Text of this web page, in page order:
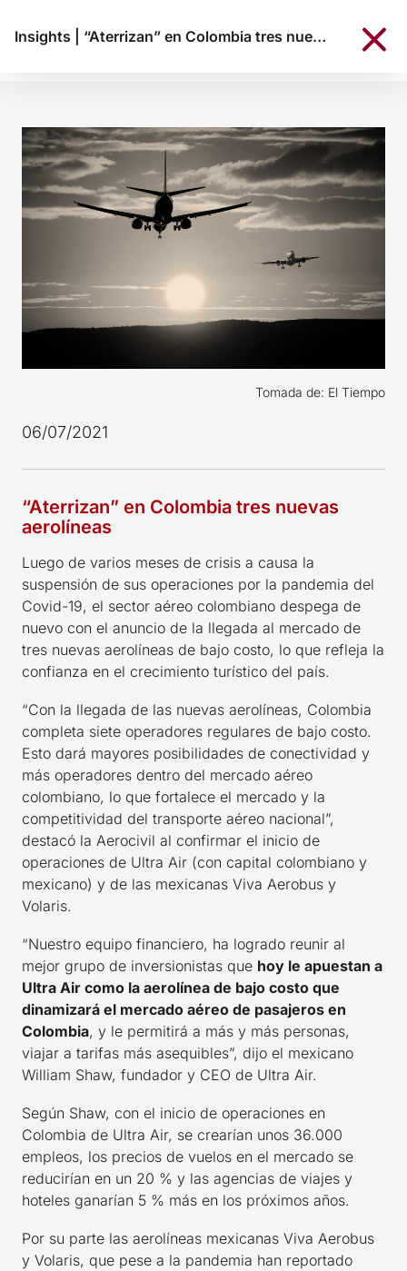
Insights “Aterrizan” en Colombia tres nuevas aerolíneas
Tomada de: El Tiempo
06/07/2021
“Aterrizan” en Colombia tres nuevas
aerolíneas
Luego de varios meses de crisis a causa la
suspensión de sus operaciones por la pandemia del
Covid-19, el sector aéreo colombiano despega de
nuevo con el anuncio de la llegada al mercado de
tres nuevas aerolíneas de bajo costo, lo que refleja la
confianza en el crecimiento turístico del país.
“Con la llegada de las nuevas aerolíneas, Colombia
completa siete operadores regulares de bajo costo.
Esto dará mayores posibilidades de conectividad y
más operadores dentro del mercado aéreo
colombiano, lo que fortalece el mercado y la
competitividad del transporte aéreo nacional”,
destacó la Aerocivil al confirmar el inicio de
operaciones de Ultra Air (con capital colombiano y
mexicano) y de las mexicanas Viva Aerobus y
Volaris.
“Nuestro equipo financiero, ha logrado reunir al
mejor grupo de inversionistas que hoy le apuestan a
Ultra Air como la aerolínea de bajo costo que
dinamizará el mercado aéreo de pasajeros en
Colombia, y le permitirá a más y más personas,
viajar a tarifas más asequibles”, dijo el mexicano
William Shaw, fundador y CEO de Ultra Air.
Según Shaw, con el inicio de operaciones en
Colombia de Ultra Air, se crearían unos 36.000
empleos, los precios de vuelos en el mercado se
reducirían en un 20 % y las agencias de viajes y
hoteles ganarían 5 % más en los próximos años.
Por su parte las aerolíneas mexicanas Viva Aerobus
y Volaris, que pese a la pandemia han reportado